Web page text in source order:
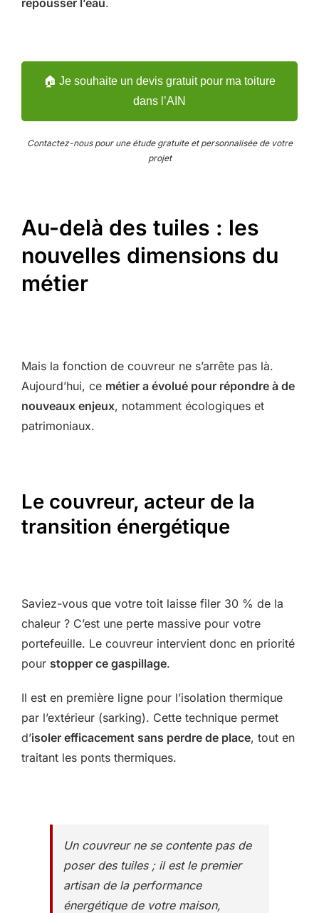
repousser l’eau.
🏠 Je souhaite un devis gratuit pour ma toiture
dans l’AIN
Contactez-nous pour une étude gratuite et personnalisée de votre
projet
Au-delà des tuiles : les
nouvelles dimensions du
métier
Mais la fonction de couvreur ne s’arrête pas là.
Aujourd’hui, ce métier a évolué pour répondre à de
nouveaux enjeux, notamment écologiques et
patrimoniaux.
Le couvreur, acteur de la
transition énergétique
Saviez-vous que votre toit laisse filer 30 % de la
chaleur ? C’est une perte massive pour votre
portefeuille. Le couvreur intervient donc en priorité
pour stopper ce gaspillage.
Il est en première ligne pour l’isolation thermique
par l’extérieur (sarking). Cette technique permet
d’isoler efficacement sans perdre de place, tout en
traitant les ponts thermiques.
Un couvreur ne se contente pas de
poser des tuiles ; il est le premier
artisan de la performance
énergétique de votre maison,